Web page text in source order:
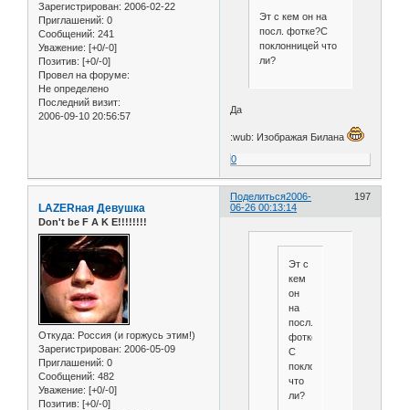
Зарегистрирован: 2006-02-22
Приглашений: 0
Сообщений: 241
Уважение: [+0/-0]
Позитив: [+0/-0]
Провел на форуме:
Не определено
Последний визит:
2006-09-10 20:56:57
Эт с кем он на
посл. фотке?С
поклонницей что
ли?
Да
:wub: Изображая Билана
0
Поделиться 197
2006-
06-26 00:13:14
LAZERная Девушка
Don't be F A K E!!!!!!!!
Откуда: Россия (и горжусь этим!)
Зарегистрирован: 2006-05-09
Приглашений: 0
Сообщений: 482
Уважение: [+0/-0]
Позитив: [+0/-0]
Эт с
кем
он
на
посл.
фотке?
С
поклонницей
что
ли?